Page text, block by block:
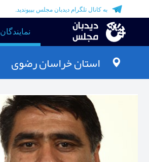
به کانال تلگرام دیدبان مجلس بپیوندید.
نمایندگان
استانخراسان رضوی